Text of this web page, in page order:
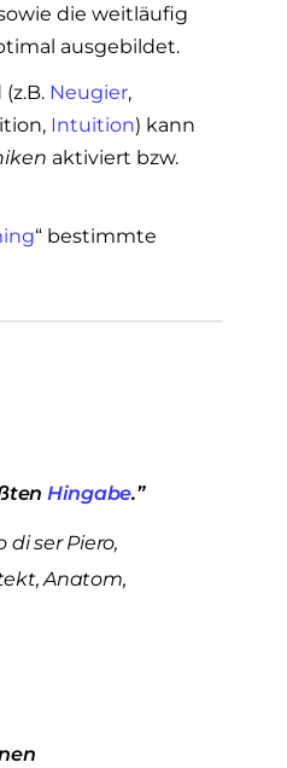
die weitläufig
ausgebildet.
Neugier,
Intuition) kann
aktiviert bzw.
“ bestimmte
Hingabe.”
di ser Piero,
Anatom,